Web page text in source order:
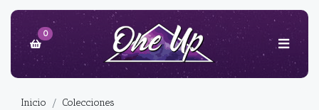
0
Inicio
Colecciones